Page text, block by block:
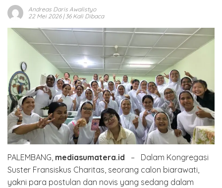
Andreas Daris Awalistyo
22 Mei 2026| 36 Kali Dibaca
PALEMBANG, mediasumatera.id – Dalam Kongregasi
Suster Fransiskus Charitas, seorang calon biarawati,
yakni para postulan dan novis yang sedang dalam